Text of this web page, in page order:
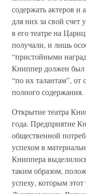
содержать актеров и
для них за свой
в его театре на
получали, и лишь
“пристойными
Книппер должен был
“по их талантам”, от
полного содержания.
Открытие театра
года. Предприятие
общественной
успехом в
Книппера
таким образом,
успеху, которым